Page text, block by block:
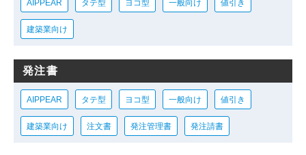
AIPPEAR タテ型 ヨコ型 一般向け 値引き
建築業向け
発注書
AIPPEAR タテ型 ヨコ型 一般向け 値引き
建築業向け 注文書 発注管理書 発注請書